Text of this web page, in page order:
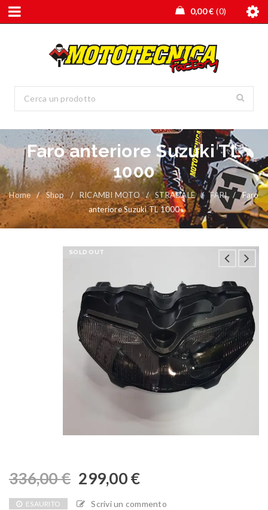
0,00€ 0
Faro anteriore Suzuki TL
1000
Home / Shop / RICAMBI MOTO / STRADALE / FARI /
Faro
anteriore Suzuki TL 1000
SOLD OUT
336,00€ 299,00€
ESAURITO Scrivi un commento